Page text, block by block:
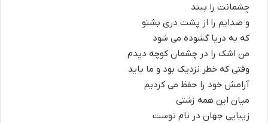
چشمانت را ببند
و صدایم را از پشت دری بشنو
که به دریا گشوده می شود
من اشک را در چشمان کوچه دیدم
وقتی که خطر نزدیک بود و ما باید
آرامش خود را حفظ می کردیم
میان این همه زشتی
زیبایی جهان در نام توست